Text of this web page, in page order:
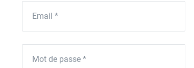
Email *
Mot de passe *